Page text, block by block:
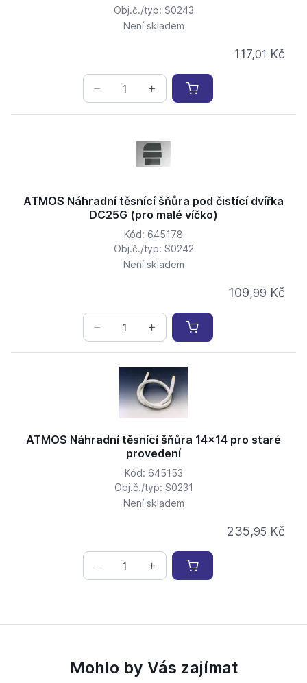
Obj.č./typ: S0243
Není skladem
117,01 Kč
ATMOS Náhradní těsnící šňůra pod čistící dvířka
DC25G (pro malé víčko)
Kód: 645178
Obj.č./typ: S0242
Není skladem
109,99 Kč
ATMOS Náhradní těsnící šňůra 14x14 pro staré
provedení
Kód: 645153
Obj.č./typ: S0231
Není skladem
235,95 Kč
Mohlo by Vás zajímat